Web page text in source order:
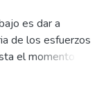
es dar a
de los esfuerzos
el momento
de los